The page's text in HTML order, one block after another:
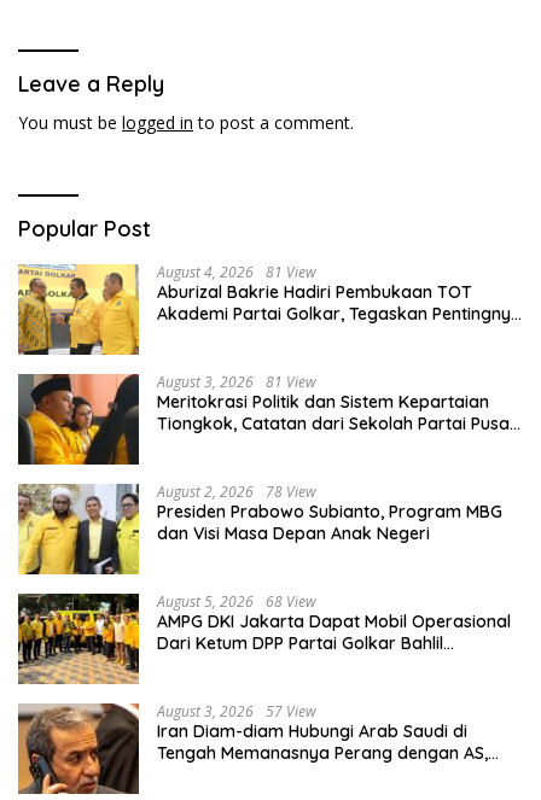
Leave a Reply
You must be logged in to post a comment.
Popular Post
August 4, 2026 81 View
Aburizal Bakrie Hadiri Pembukaan TOT
Akademi Partai Golkar, Tegaskan Pentingnya
August 3, 2026 81 View
Meritokrasi Politik dan Sistem Kepartaian
Tiongkok, Catatan dari Sekolah Partai Pusat
August 2, 2026 78 View
Presiden Prabowo Subianto, Program MBG
dan Visi Masa Depan Anak Negeri
August 5, 2026 68 View
AMPG DKI Jakarta Dapat Mobil Operasional
Dari Ketum DPP Partai Golkar Bahlil
August 3, 2026 57 View
Iran Diam-diam Hubungi Arab Saudi di
Tengah Memanasnya Perang dengan AS,